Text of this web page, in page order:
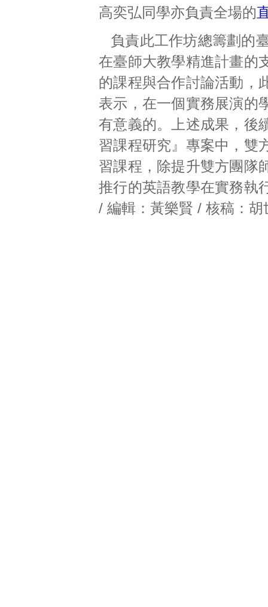
高奕弘同學亦負責全場的
負責此工作坊總籌劃的
在臺師大教學精進計畫的
的課程與合作討論活動，
表示，在一個實務展演的
有意義的。上述成果，後
習課程研究』專案中，雙
習課程，除提升雙方團隊
推行的英語教學在實務執
/ 編輯：黃樂賢 / 核稿：胡